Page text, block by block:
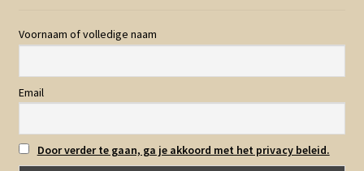
Voornaam of volledige naam
Email
Door verder te gaan, ga je akkoord met het privacy beleid.